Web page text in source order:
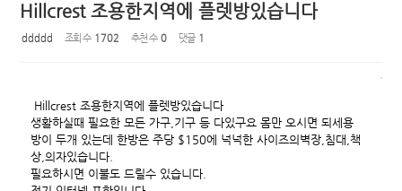
Hillcrest 조용한지역에 플렛방있습니다
ddddd 조회 수 1702 추천 수 0 댓글 1
Hillcrest 조용한지역에 플렛방있습니다
생활하실때 필요한 모든 가구,기구 등 다있구요 몸만 오시면 되세용
방이 두개 있는데 한방은 주당 $150에 넉넉한 사이즈의벽장,침대,책
상,의자있습니다.
필요하시면 이불도 드릴수 있습니다.
Sketchbook5, 스케치북5